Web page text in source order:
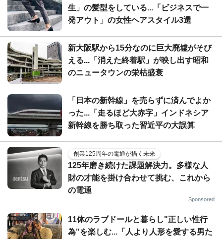
生」の髪型をしている...「ビジネスで一
発アウト」の女性ヘアスタイル3選
新大阪駅から15分なのに巨大廃墟がそび
える...「消えた終着駅」が映し出す昭和
のニュータウンの栄枯盛衰
「日本の新幹線」を売らずに済んでよか
った...「走るほど大赤字」インドネシア
新幹線を勝ち取った習近平の大誤算
創業125周年の電通が描く未来
125年磨き続けた課題解決力。多様な人
財の才能を掛け合わせて挑む、これから
の電通
Sponsored
11体のラブドールと暮らし"正しい性行
為"を楽しむ...「人より人形を愛する男た